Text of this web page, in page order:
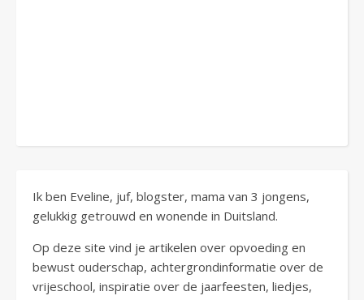
Ik ben Eveline, juf, blogster, mama van 3 jongens,
gelukkig getrouwd en wonende in Duitsland.
Op deze site vind je artikelen over opvoeding en
bewust ouderschap, achtergrondinformatie over de
vrijeschool, inspiratie over de jaarfeesten, liedjes,